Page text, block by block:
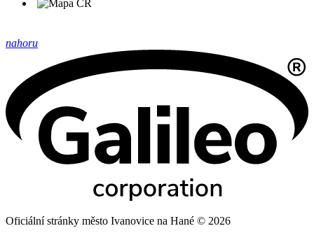
nahoru
Oficiální stránky město Ivanovice na Hané © 2026